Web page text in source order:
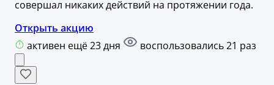
совершал никаких действий на протяжении года.
Открыть акцию
активен ещё 23 дня
воспользовались 21 раз